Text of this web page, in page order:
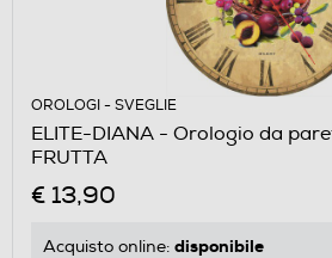
OROLOGI - SVEGLIE
ELITE-DIANA - Orologio da
FRUTTA
€ 13,90
Acquisto online: disponibile